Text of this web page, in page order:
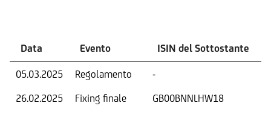
Data Evento ISIN del Sottostante
05.03.2025 Regolamento -
26.02.2025
Fixing finale GB00BNNLHW18